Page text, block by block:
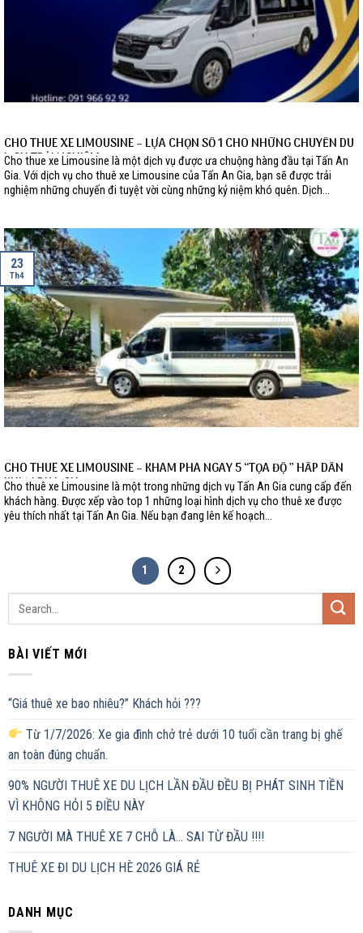
CHO THUE XE LIMOUSINE – LỰA CHỌN SỐ 1 CHO NHỮNG CHUYẾN DU
LỊCH TRẢI NGHIỆM
Cho thue xe Limousine là một dịch vụ được ưa chuộng hàng đầu tại Tấn An
Gia. Với dịch vụ cho thuê xe Limousine của Tấn An Gia, bạn sẽ được trải
nghiệm những chuyến đi tuyệt vời cùng những kỷ niệm khó quên. Dịch...
CHO THUÊ XE LIMOUSINE – KHÁM PHÁ NGAY 5 “TỌA ĐỘ ” HẤP DẪN
KHI ĐI DU LỊCH
Cho thuê xe Limousine là một trong những dịch vụ Tấn An Gia cung cấp đến
khách hàng. Được xếp vào top 1 những loại hình dịch vụ cho thuê xe được
yêu thích nhất tại Tấn An Gia. Nếu bạn đang lên kế hoạch...
23
Th4
1 2
BÀI VIẾT MỚI
“Giá thuê xe bao nhiêu?” Khách hỏi ???
Từ 1/7/2026: Xe gia đình chở trẻ dưới 10 tuổi cần trang bị ghế
an toàn đúng chuẩn.
90% NGƯỜI THUÊ XE DU LỊCH LẦN ĐẦU ĐỀU BỊ PHÁT SINH TIỀN
VÌ KHÔNG HỎI 5 ĐIỀU NÀY
7 NGƯỜI MÀ THUÊ XE 7 CHỖ LÀ… SAI TỪ ĐẦU !!!!
THUÊ XE ĐI DU LỊCH HÈ 2026 GIÁ RẺ
DANH MỤC